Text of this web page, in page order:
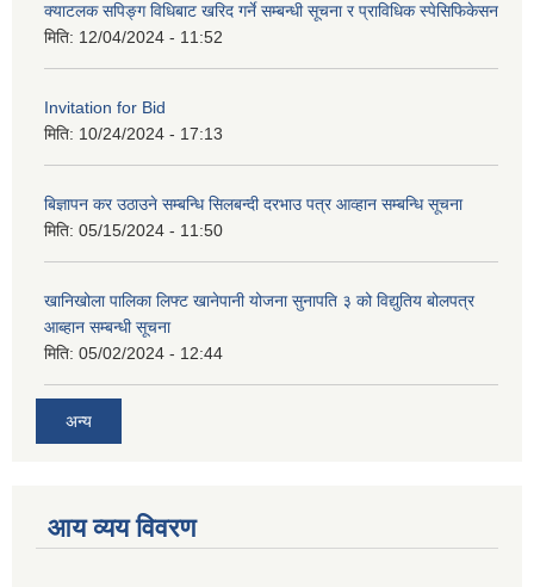
क्याटलक सपिङ्ग विधिबाट खरिद गर्ने सम्बन्धी सूचना र प्राविधिक स्पेसिफिकेसन
मिति: 12/04/2024 - 11:52
Invitation for Bid
मिति: 10/24/2024 - 17:13
बिज्ञापन कर उठाउने सम्बन्धि सिलबन्दी दरभाउ पत्र आव्हान सम्बन्धि सूचना
मिति: 05/15/2024 - 11:50
खानिखोला पालिका लिफ्ट खानेपानी योजना सुनापति ३ को विद्युतिय बोलपत्र
आब्हान सम्बन्धी सूचना
मिति: 05/02/2024 - 12:44
अन्य
आय व्यय विवरण